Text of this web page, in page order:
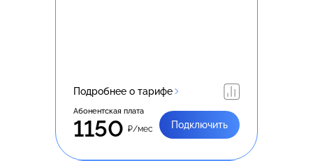
Подробнее о тарифе
Абонентская плата
1150 ₽/мес Подключить